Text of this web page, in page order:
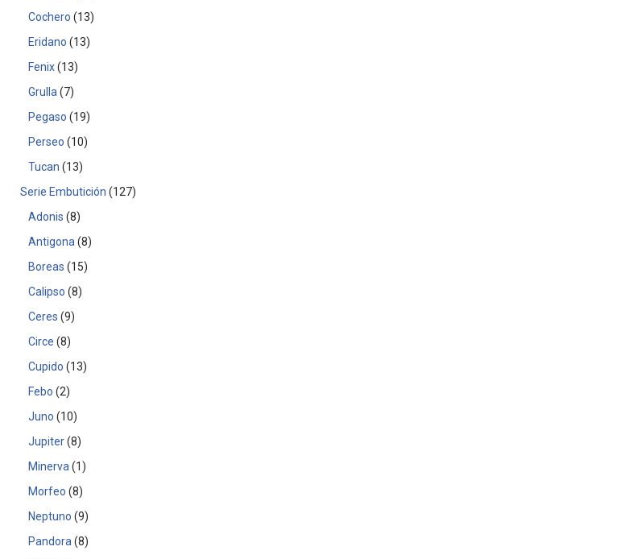
Cochero
13
Eridano
13
Fenix 13
Grulla
7
Pegaso
19
Perseo
10
Tucan
13
Serie Embutición
127
Adonis 8
Antigona 8
Boreas
15
Calipso 8
Ceres 9
Circe 8
Cupido
13
Febo 2
Juno
10
Jupiter 8
Minerva
1
Morfeo 8
Neptuno 9
Pandora 8